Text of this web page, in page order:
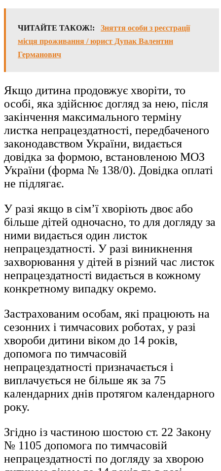
ЧИТАЙТЕ ТАКОЖ!:
Зняття особи з реєстрації
місця проживання / юрист Дупак Валентин
Германович
Якщо дитина продовжує хворіти, то
особі, яка здійснює догляд за нею, після
закінчення максимального терміну
листка непрацездатності, передбаченого
законодавством України, видається
довідка за формою, встановленою МОЗ
України (форма № 138/0). Довідка оплаті
не підлягає.
У разі якщо в сім’ї хворіють двоє або
більше дітей одночасно, то для догляду за
ними видається один листок
непрацездатності. У разі виникнення
захворювання у дітей в різний час листок
непрацездатності видається в кожному
конкретному випадку окремо.
Застрахованим особам, які працюють на
сезонних і тимчасових роботах, у разі
хвороби дитини віком до 14 років,
допомога по тимчасовій
непрацездатності призначається і
виплачується не більше як за 75
календарних днів протягом календарного
року.
Згідно із частиною шостою ст. 22 Закону
№ 1105 допомога по тимчасовій
непрацездатності по догляду за хворою